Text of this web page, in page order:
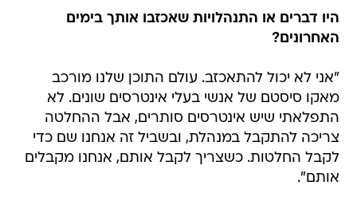
היו דברים או התנהלויות שאכזבו אותך בימים
האחרונים?
"אני לא יכול להתאכזב. עולם התוכן שלנו מורכב
מאקו סיסטם של אנשי בעלי אינטרסים שונים. לא
התפלאתי שיש אינטרסים סותרים, אבל ההחלטה
צריכה להתקבל במנהלת, ובשביל זה אנחנו שם כדי
לקבל החלטות. כשצריך לקבל אותם, אנחנו מקבלים
אותם".